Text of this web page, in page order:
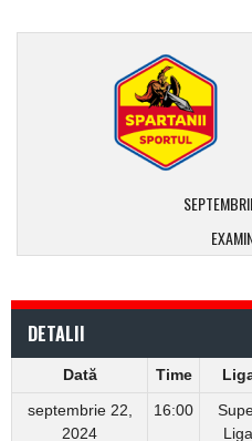
DETALII
Dată Time
septembrie 22,
2024
16:00
Liga